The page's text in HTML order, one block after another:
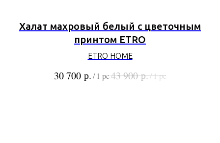
Халат махровый белый с цветочным
принтом ETRO
ETRO HOME
30 700 р./ 1 pc43 900 р./1 pc